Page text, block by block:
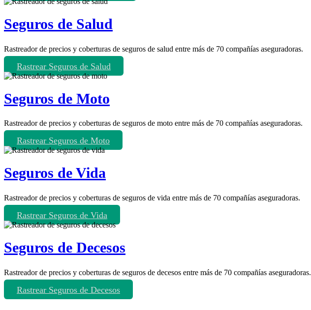
Seguros de Salud
Rastreador de precios y coberturas de seguros de salud entre más de 70 compañías aseguradoras.
Rastrear Seguros de Salud
Seguros de Moto
Rastreador de precios y coberturas de seguros de moto entre más de 70 compañías aseguradoras.
Rastrear Seguros de Moto
Seguros de Vida
Rastreador de precios y coberturas de seguros de vida entre más de 70 compañías aseguradoras.
Rastrear Seguros de Vida
Seguros de Decesos
Rastreador de precios y coberturas de seguros de decesos entre más de 70 compañías aseguradoras.
Rastrear Seguros de Decesos